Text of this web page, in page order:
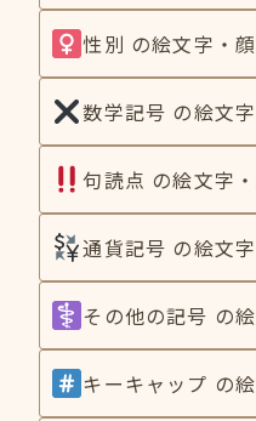
性別 の絵文字・
数学記号 の絵文
句読点 の絵文字
通貨記号 の絵文
その他の記号 の
キーキャップ の